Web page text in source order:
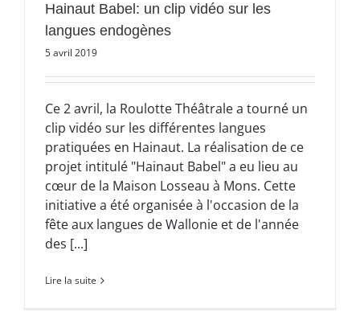
Hainaut Babel: un clip vidéo sur les
langues endogènes
5 avril 2019
Ce 2 avril, la Roulotte Théâtrale a tourné un
clip vidéo sur les différentes langues
pratiquées en Hainaut. La réalisation de ce
projet intitulé "Hainaut Babel" a eu lieu au
cœur de la Maison Losseau à Mons. Cette
initiative a été organisée à l'occasion de la
fête aux langues de Wallonie et de l'année
des [...]
Lire la suite